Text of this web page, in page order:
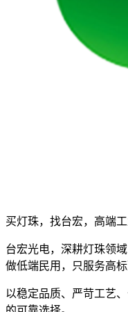
买灯珠，找台宏，高端工
台宏光电，深耕灯珠领
做低端民用，只服务高标
以稳定品质、严苛工艺